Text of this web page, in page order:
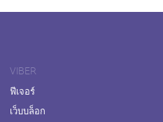
VIBER
ฟีเจอร์
เว็บบล็อก